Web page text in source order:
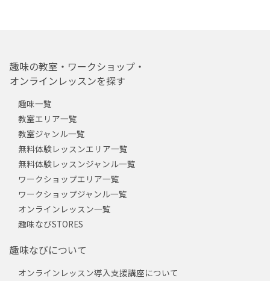
趣味の教室・ワークショップ・
オンラインレッスンを探す
趣味一覧
教室エリア一覧
教室ジャンル一覧
無料体験レッスンエリア一覧
無料体験レッスンジャンル一覧
ワークショップエリア一覧
ワークショップジャンル一覧
オンラインレッスン一覧
趣味なびSTORES
趣味なびについて
オンラインレッスン導入支援講座について